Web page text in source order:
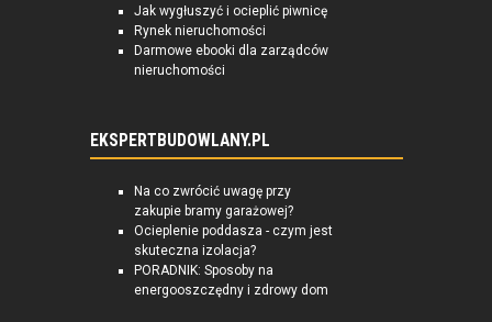
Jak wygłuszyć i ocieplić piwnicę
Rynek nieruchomości
Darmowe ebooki dla zarządców
nieruchomości
EKSPERTBUDOWLANY.PL
Na co zwrócić uwagę przy
zakupie bramy garażowej?
Ocieplenie poddasza - czym jest
skuteczna izolacja?
PORADNIK: Sposoby na
energooszczędny i zdrowy dom